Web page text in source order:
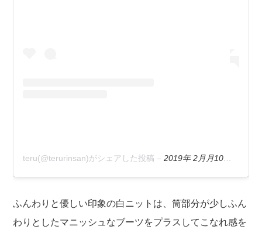
teru(@terurinsan)がシェアした投稿 –2019年 2月月10日午前4時12分PST
ふんわりと優しい印象の白ニットは、筒部分が少しふん
わりとしたマニッシュなブーツをプラスしてこなれ感を